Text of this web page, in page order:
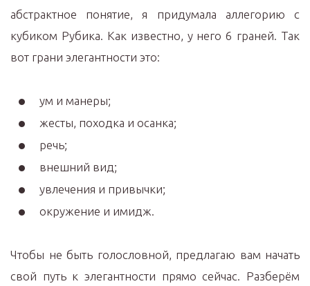
абстрактное понятие, я придумала аллегорию с
кубиком Рубика. Как известно, у него 6 граней. Так
вот грани элегантности это:⠀
ум и манеры;
жесты, походка и осанка;
речь;
внешний вид;
увлечения и привычки;
окружение и имидж.
Чтобы не быть голословной, предлагаю вам начать
свой путь к элегантности прямо сейчас. Разберём